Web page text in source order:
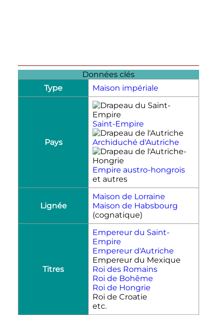
Données clés
Type
Maison impériale
Pays
Saint-Empire
Archiduché d'Autriche
Empire austro-hongrois
et autres
Lignée
Maison de Lorraine
Maison de Habsbourg
(cognatique)
Titres
Empereur du Saint-
Empire
Empereur d'Autriche
Empereur du Mexique
Roi des Romains
Roi de Bohême
Roi de Hongrie
Roi de Croatie
etc.